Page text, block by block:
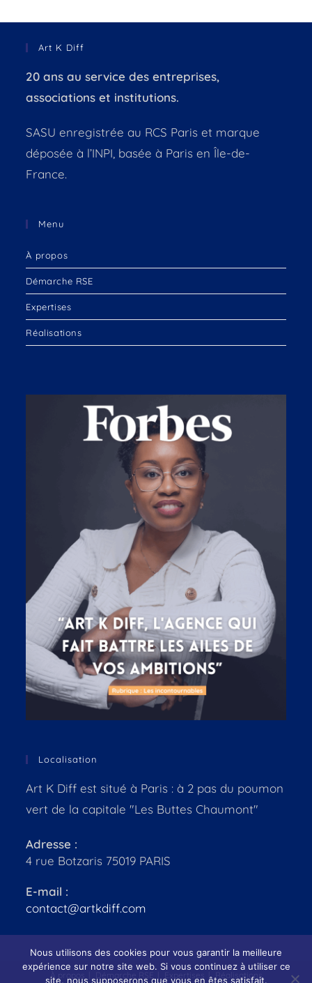
Art K Diff
20 ans au service des entreprises,
associations et institutions.
SASU enregistrée au RCS Paris et marque
déposée à l’INPI, basée à Paris en Île-de-
France.
Menu
À propos
Démarche RSE
Expertises
Réalisations
Localisation
Art K Diff est situé à Paris : à 2 pas du poumon
vert de la capitale "Les Buttes Chaumont"
Adresse :
4 rue Botzaris 75019 PARIS
E-mail :
contact@artkdiff.com
À propos Démarche RSE Expertises Réalisations
Nous utilisons des cookies pour vous garantir la meilleure
expérience sur notre site web. Si vous continuez à utiliser ce
site, nous supposerons que vous en êtes satisfait.